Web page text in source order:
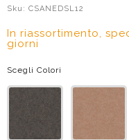
Sku: CSANEDSL12
In riassortimento,
giorni
Scegli Colori